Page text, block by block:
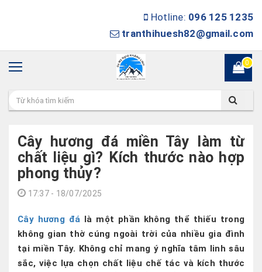
Hotline: 096 125 1235
tranthihuesh82@gmail.com
0
Cây hương đá miền Tây làm từ
chất liệu gì? Kích thước nào hợp
phong thủy?
17:37 - 18/07/2025
Cây hương đá là một phần không thể thiếu trong
không gian thờ cúng ngoài trời của nhiều gia đình
tại miền Tây. Không chỉ mang ý nghĩa tâm linh sâu
sắc, việc lựa chọn chất liệu chế tác và kích thước